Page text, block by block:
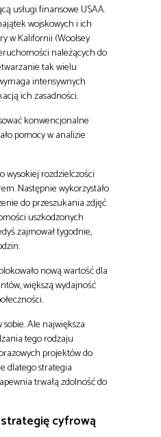
usługi finansowe USAA.
wojskowych i ich
w Kalifornii (Woolsey
należących do
tak wielu
intensywnych
ich zasadności.
konwencjonalne
pomocy w analizie
wysokiej rozdzielczości
Następnie wykorzystało
do przeszukania zdjęć
uszkodzonych
zajmował tygodnie,
nową wartość dla
większą wydajność
sobie. Ale największa
tego rodzaju
projektów do
dlatego strategia
trwałą zdolność do
cyfrową